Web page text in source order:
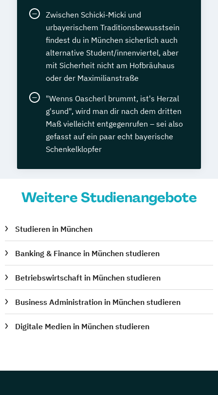
Zwischen Schicki-Micki und
urbayerischem Traditionsbewusstsein
findest du in München sicherlich auch
alternative Student/innenviertel, aber
mit Sicherheit nicht am Hofbräuhaus
oder der Maximilianstraße
"Wenns Oascherl brummt, ist's Herzal
g'sund", wird man dir nach dem dritten
Maß vielleicht entgegenrufen – sei also
gefasst auf ein paar echt bayerische
Schenkelklopfer
Weitere Studienangebote
Studieren in München
Banking & Finance in München studieren
Betriebswirtschaft in München studieren
Business Administration in München studieren
Digitale Medien in München studieren